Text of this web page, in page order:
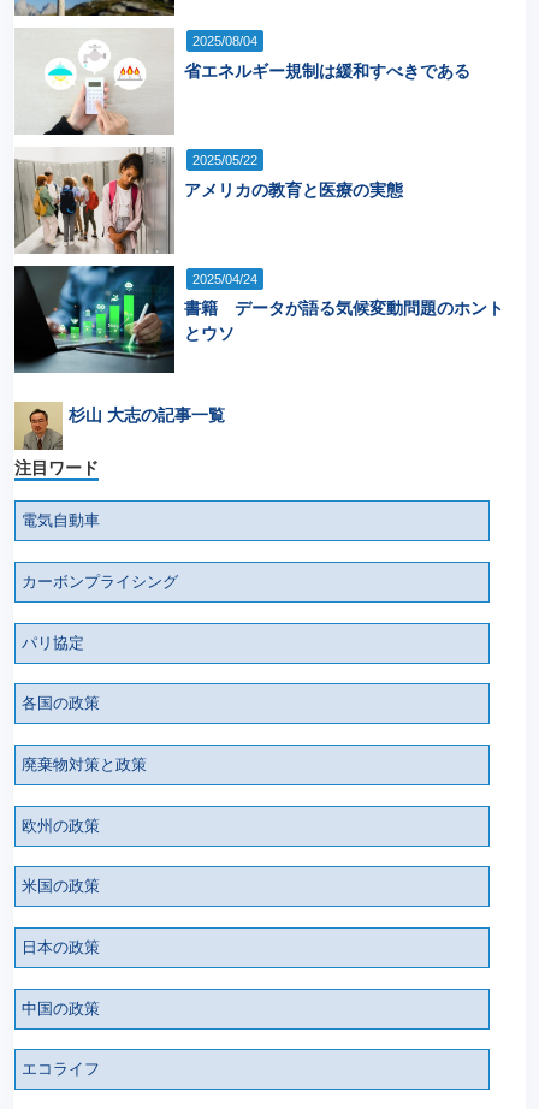
2025/08/04
省エネルギー規制は緩和すべきである
2025/05/22
アメリカの教育と医療の実態
2025/04/24
書籍 データが語る気候変動問題のホント
とウソ
杉山 大志の記事一覧
注目ワード
電気自動車
カーボンプライシング
パリ協定
各国の政策
廃棄物対策と政策
欧州の政策
米国の政策
日本の政策
中国の政策
エコライフ